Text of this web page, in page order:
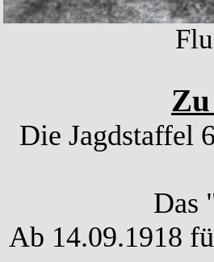
Die Jagdstaffel
Das
Ab 14.09.1918